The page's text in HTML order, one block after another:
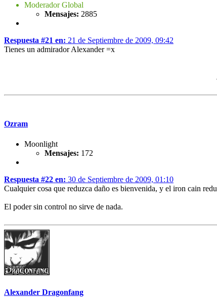
Moderador Global
Mensajes: 2885
Respuesta #21 en: 21 de Septiembre de 2009, 09:42
Tienes un admirador Alexander =x
Ozram
Moonlight
Mensajes: 172
Respuesta #22 en: 30 de Septiembre de 2009, 01:10
Cualquier cosa que reduzca daño es bienvenida, y el iron cain
El poder sin control no sirve de nada.
Alexander Dragonfang